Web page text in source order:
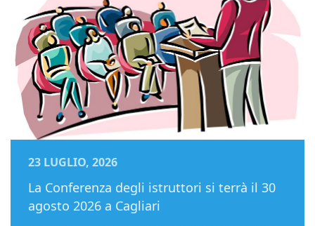
23 LUGLIO, 2026
La Conferenza degli istruttori si terrà il 30
agosto 2026 a Cagliari